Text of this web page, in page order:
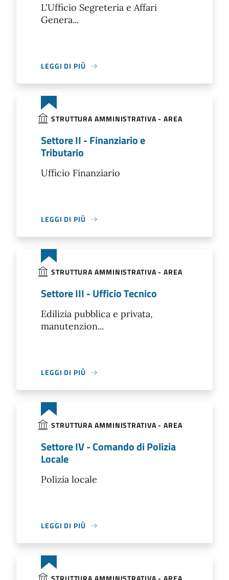
L'Ufficio Segreteria e Affari
Genera...
LEGGI DI PIÙ
STRUTTURA AMMINISTRATIVA - AREA
Settore II - Finanziario e
Tributario
Ufficio Finanziario
LEGGI DI PIÙ
STRUTTURA AMMINISTRATIVA - AREA
Settore III - Ufficio Tecnico
Edilizia pubblica e privata,
manutenzion...
LEGGI DI PIÙ
STRUTTURA AMMINISTRATIVA - AREA
Settore IV - Comando di Polizia
Locale
Polizia locale
LEGGI DI PIÙ